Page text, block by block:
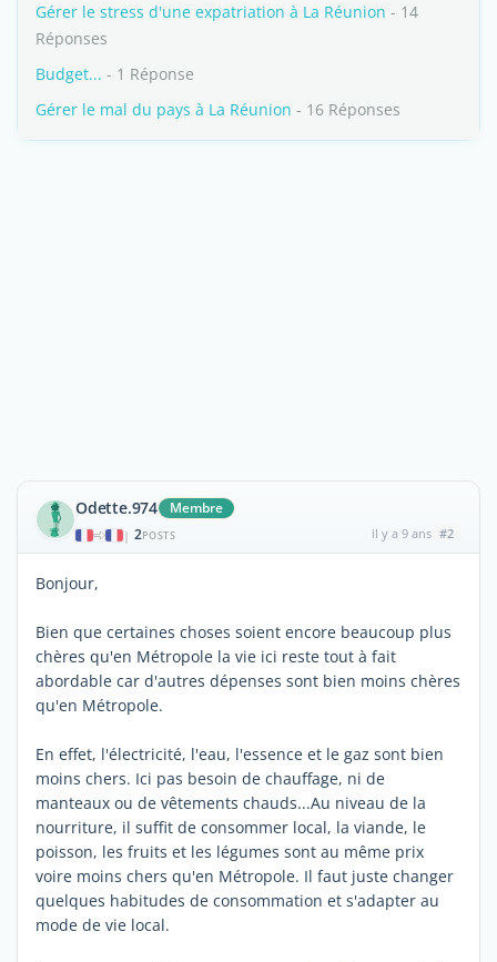
Gérer le stress d'une expatriation à La Réunion - 14
Réponses
Budget... - 1 Réponse
Gérer le mal du pays à La Réunion - 16 Réponses
Odette.974 Membre
| 2POSTS il y a 9 ans #2
Bonjour,
Bien que certaines choses soient encore beaucoup plus
chères qu'en Métropole la vie ici reste tout à fait
abordable car d'autres dépenses sont bien moins chères
qu'en Métropole.
En effet, l'électricité, l'eau, l'essence et le gaz sont bien
moins chers. Ici pas besoin de chauffage, ni de
manteaux ou de vêtements chauds...Au niveau de la
nourriture, il suffit de consommer local, la viande, le
poisson, les fruits et les légumes sont au même prix
voire moins chers qu'en Métropole. Il faut juste changer
quelques habitudes de consommation et s'adapter au
mode de vie local.